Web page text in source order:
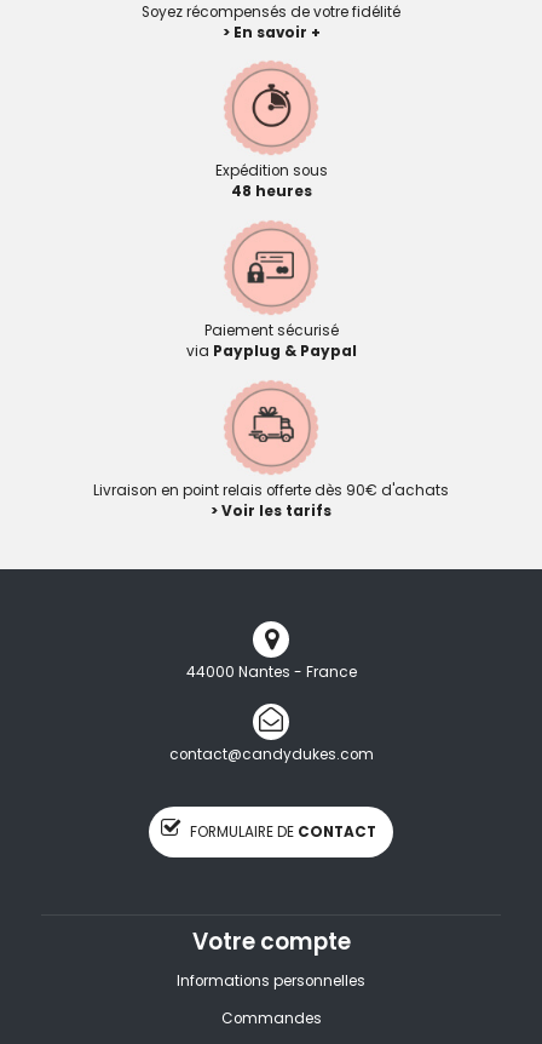
Soyez récompensés de votre fidélité
> En savoir +
Expédition sous
48 heures
Paiement sécurisé
via Payplug & Paypal
Livraison en point relais offerte dès 90€ d'achats
> Voir les tarifs
44000 Nantes - France
contact@candydukes.com
FORMULAIRE DE CONTACT
Votre compte
Informations personnelles
Commandes